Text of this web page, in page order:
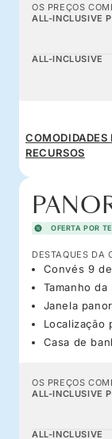
OS PREÇOS
ALL-INCLUSIVE
ALL-INCLUSIVE
COMODIDADES
RECURSOS
OFERTA POR
DESTAQUES DA
Convés 9 de
Tamanho
Janela
Localização
Casa de
OS PREÇOS
ALL-INCLUSIVE
ALL-INCLUSIVE